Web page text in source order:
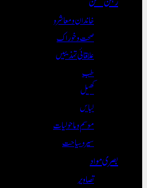
خاندان و معاشرہ
صحت و خوراک
علاقائی تہذیبیں
طب
کھیل
لباس
موسم و ماحولیات
سیر و سیاحت
بصری مواد
تصاویر